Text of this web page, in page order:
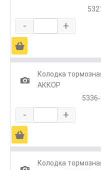
- +
Ä
1
Колодка
АККОР
- +
Ä
Колодка